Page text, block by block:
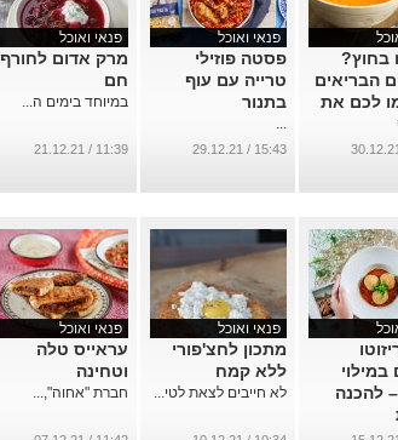
בחוץ?
הבריאים
לכם את
פנאי ואוכל
פסטה פוזילי
טרייה עם עוף
בתנור
...
15:43 / 29.12.21
פנאי ואוכל
מרק אדום לחורף
חם
במיוחד בימים ה...
11:39 / 21.12.21
במילוי
להכנה
פנאי ואוכל
מתכון לחצ'פורי
ללא קמח
לא חייבים לצאת לטי...
פנאי ואוכל
עראייס טלה
וטחינה
חברת "אחוה",...